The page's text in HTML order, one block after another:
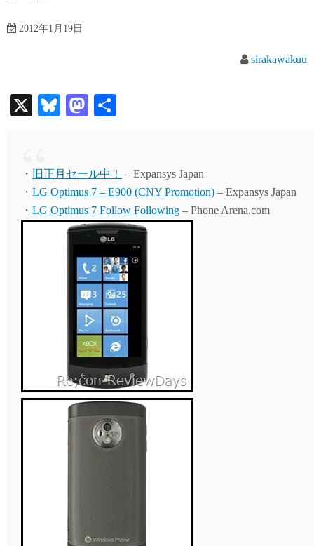
2012年1月19日
sirakawakuu
X
Bl
y
M
do
n
・ 旧正月セール中！
– Expansys Japan
・ LG Optimus 7 – E900 (CNY Promotion) – Expansys Japan
・ LG Optimus 7 Follow Following – Phone Arena.com